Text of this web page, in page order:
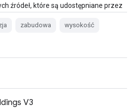
źródeł, które są udostępniane przez
zabudowa wysokość
V3